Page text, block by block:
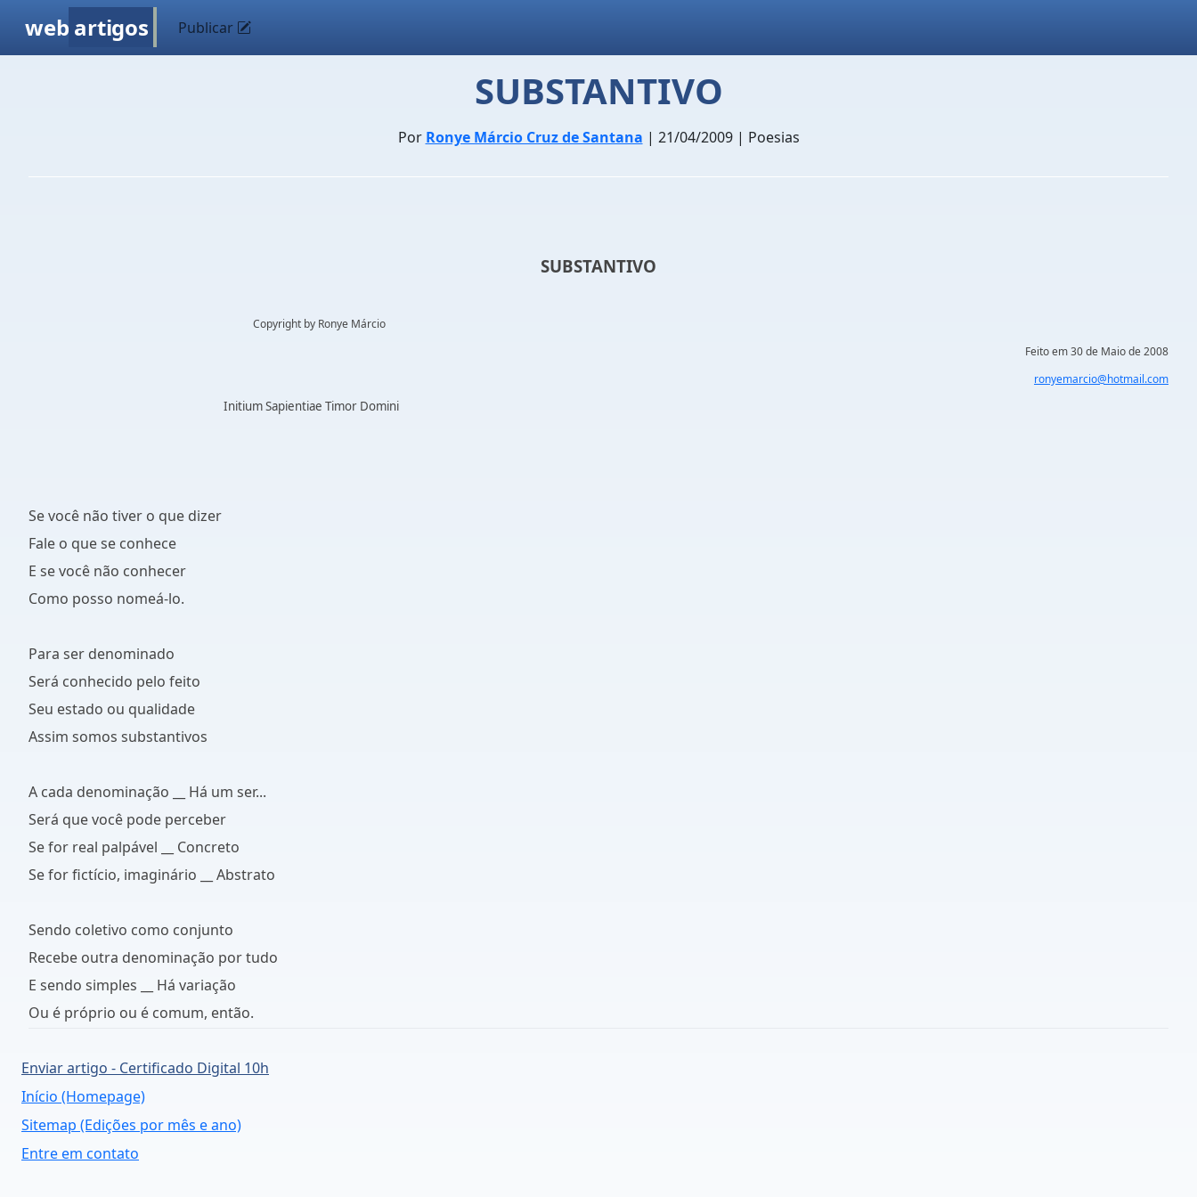
web artigos Publicar
SUBSTANTIVO
Por Ronye Márcio Cruz de Santana | 21/04/2009 | Poesias
SUBSTANTIVO
Copyright by Ronye Márcio
Feito em 30 de Maio de 2008
ronyemarcio@hotmail.com
Initium Sapientiae Timor Domini
Se você não tiver o que dizer
Fale o que se conhece
E se você não conhecer
Como posso nomeá-lo.
Para ser denominado
Será conhecido pelo feito
Seu estado ou qualidade
Assim somos substantivos
A cada denominação __ Há um ser...
Será que você pode perceber
Se for real palpável __ Concreto
Se for fictício, imaginário __ Abstrato
Sendo coletivo como conjunto
Recebe outra denominação por tudo
E sendo simples __ Há variação
Ou é próprio ou é comum, então.
Enviar artigo - Certificado Digital 10h
Início (Homepage)
Sitemap (Edições por mês e ano)
Entre em contato